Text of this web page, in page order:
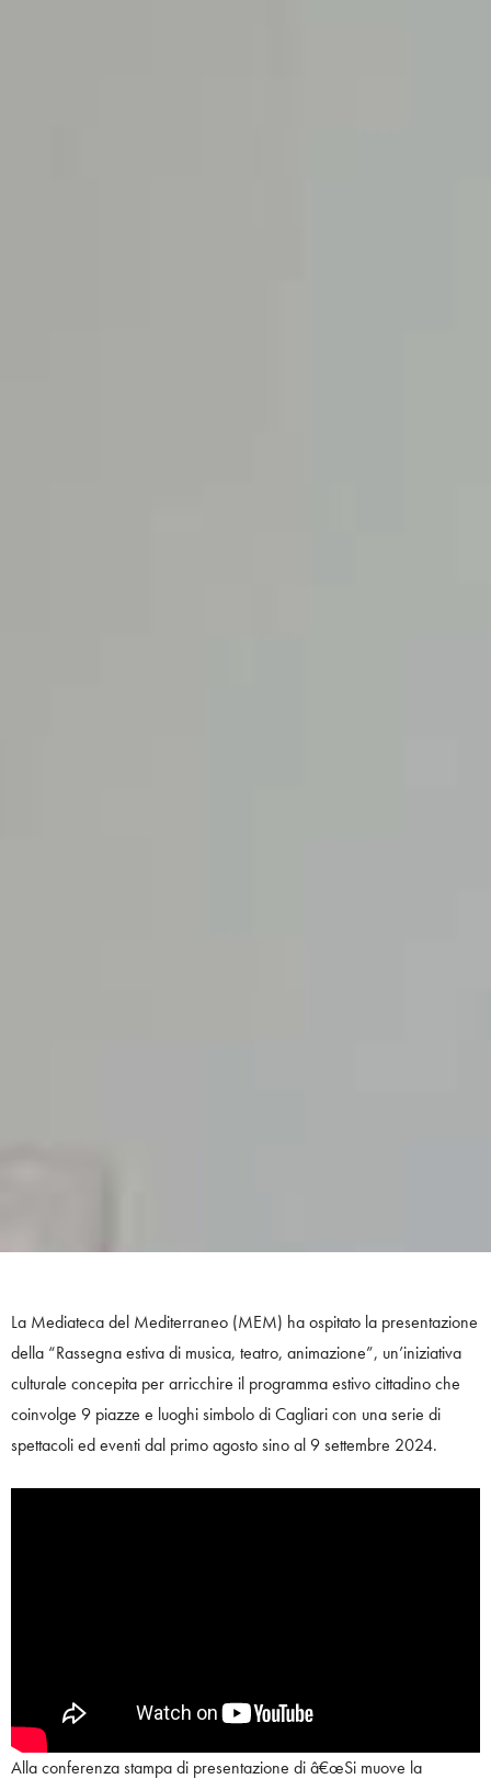
La Mediateca del Mediterraneo (MEM) ha ospitato la presentazione
della “Rassegna estiva di musica, teatro, animazione”, un’iniziativa
culturale concepita per arricchire il programma estivo cittadino che
coinvolge 9 piazze e luoghi simbolo di Cagliari con una serie di
spettacoli ed eventi dal primo agosto sino al 9 settembre 2024.
Alla conferenza stampa di presentazione di â€œSi muove la